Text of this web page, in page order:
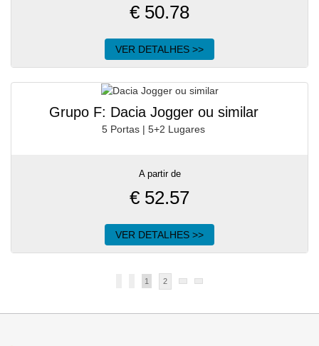
€ 50.78
VER DETALHES >>
Grupo F: Dacia Jogger ou similar
5 Portas | 5+2 Lugares
A partir de
€ 52.57
VER DETALHES >>
1 2